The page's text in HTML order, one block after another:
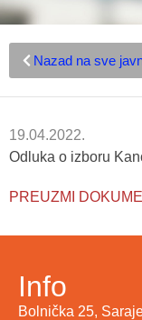
Nazad na sve
19.04.2022.
Odluka o izboru
PREUZMI
Info
Bolnička 25,